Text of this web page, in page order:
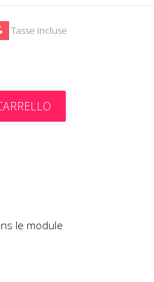
Tasse incluse
le module